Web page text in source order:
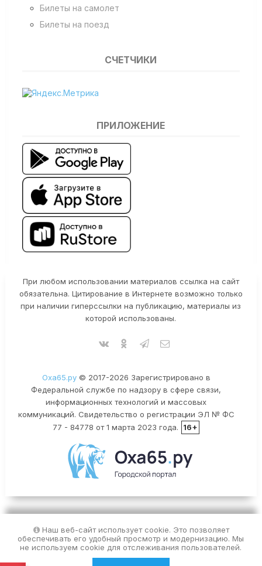
Билеты на самолет
Билеты на поезд
СЧЕТЧИКИ
ПРИЛОЖЕНИЕ
При любом использовании материалов ссылка на сайт
обязательна. Цитирование в Интернете возможно только
при наличии гиперссылки на публикацию, материалы из
которой использованы.
Оха65.ру© 2017-2026 Зарегистрировано в
Федеральной службе по надзору в сфере связи,
информационных технологий и массовых
коммуникаций. Свидетельство о регистрации ЭЛ № ФС
77 - 84778 от 1 марта 2023 года.
16+
Наш веб-сайт использует cookie. Это позволяет
обеспечивать его удобный просмотр и модернизацию. Мы
не используем cookie для отслеживания пользователей.